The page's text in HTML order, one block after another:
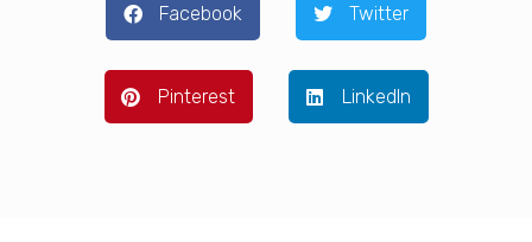
Facebook Twitter
Pinterest LinkedIn